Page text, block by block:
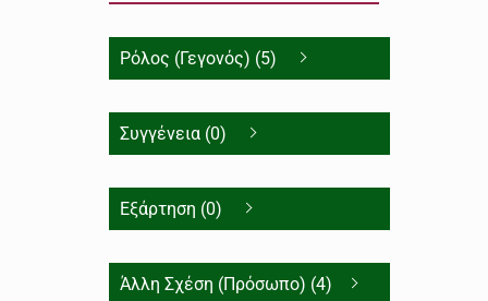
Ρόλος (Γεγονός) (5)
Συγγένεια (0)
Εξάρτηση (0)
Άλλη Σχέση (Πρόσωπο) (4)